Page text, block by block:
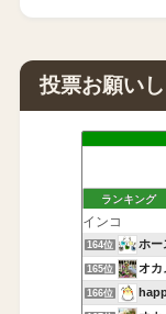
投票お願いし
ランキング
164位 ホー
165位 オカ
166位